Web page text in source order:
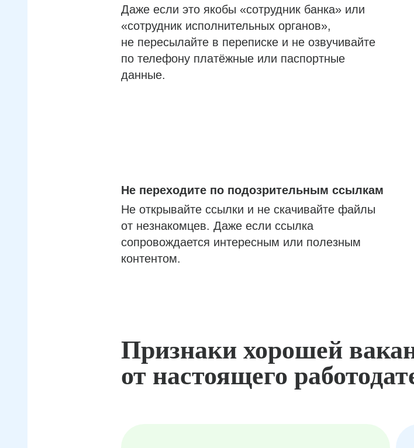
Даже если это якобы «сотрудник банка» или
«сотрудник исполнительных органов»,
не пересылайте в переписке и не озвучивайте
по телефону платёжные или паспортные
данные.
Не переходите по подозрительным ссылкам
Не открывайте ссылки и не скачивайте файлы
от незнакомцев. Даже если ссылка
сопровождается интересным или полезным
контентом.
Признаки хорошей
от настоящего